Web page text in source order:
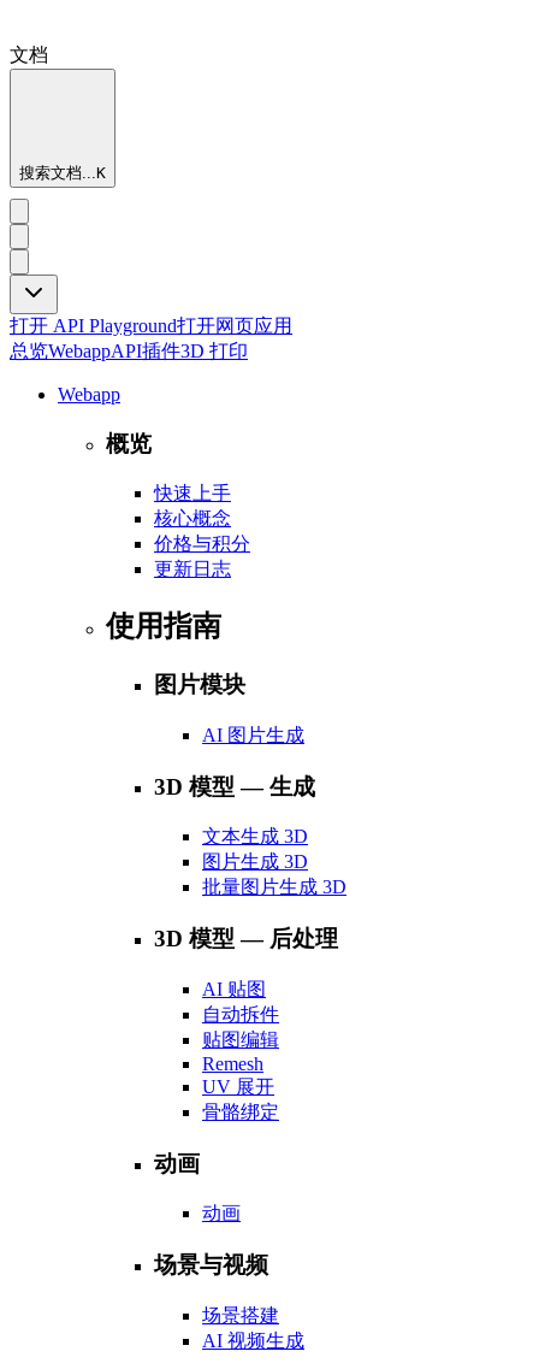
文档
搜索文档...K
打开 API Playground打开网页应用
总览WebappAPI插件3D 打印
Webapp
概览
快速上手
核心概念
价格与积分
更新日志
使用指南
图片模块
AI 图片生成
3D 模型 — 生成
文本生成 3D
图片生成 3D
批量图片生成 3D
3D 模型 — 后处理
AI 贴图
自动拆件
贴图编辑
Remesh
UV 展开
骨骼绑定
动画
动画
场景与视频
场景搭建
AI 视频生成